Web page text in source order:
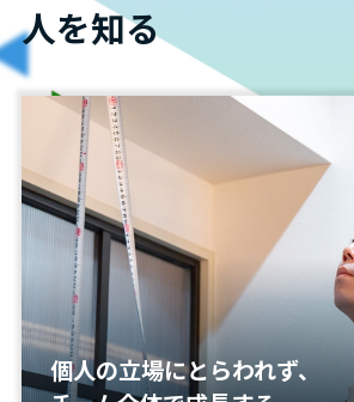
人を知る
個人の立場にとらわれず、